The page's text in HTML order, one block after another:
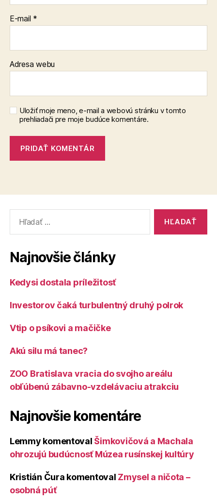
E-mail *
Adresa webu
Uložiť moje meno, e-mail a webovú stránku v tomto
prehliadači pre moje budúce komentáre.
Najnovšie články
Kedysi dostala príležitosť
Investorov čaká turbulentný druhý polrok
Vtip o psíkovi a mačičke
Akú silu má tanec?
ZOO Bratislava vracia do svojho areálu
obľúbenú zábavno-vzdelávaciu atrakciu
Najnovšie komentáre
Lemmy komentoval Šimkovičová a Machala
ohrozujú budúcnosť Múzea rusínskej kultúry
Kristián Čura komentoval Zmysel a ničota –
osobná púť